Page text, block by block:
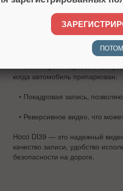
• Поддержка карт памяти до
• Циклическая запись,
для обеспечения непрерывной
• Мониторинг парковки,
когда автомобиль припаркован.
• Покадровая запись,
• Реверсивное видео, что
Hoco DI39 — это надежный
качество записи, удобство
безопасности на дороге.
ПОТОМ